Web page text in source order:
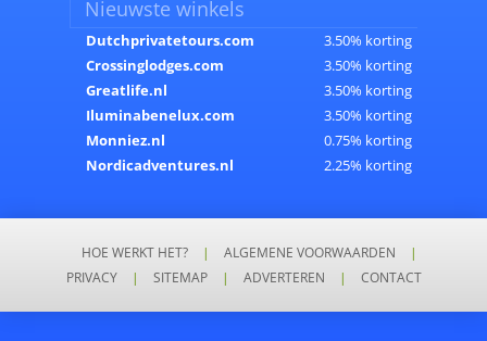
Nieuwste winkels
Dutchprivatetours.com
3.50% korting
Crossinglodges.com
3.50% korting
Greatlife.nl
3.50% korting
Iluminabenelux.com
3.50% korting
Monniez.nl
0.75% korting
Nordicadventures.nl
2.25% korting
HOE WERKT HET? | ALGEMENE VOORWAARDEN
|
PRIVACY
| SITEMAP | ADVERTEREN | CONTACT